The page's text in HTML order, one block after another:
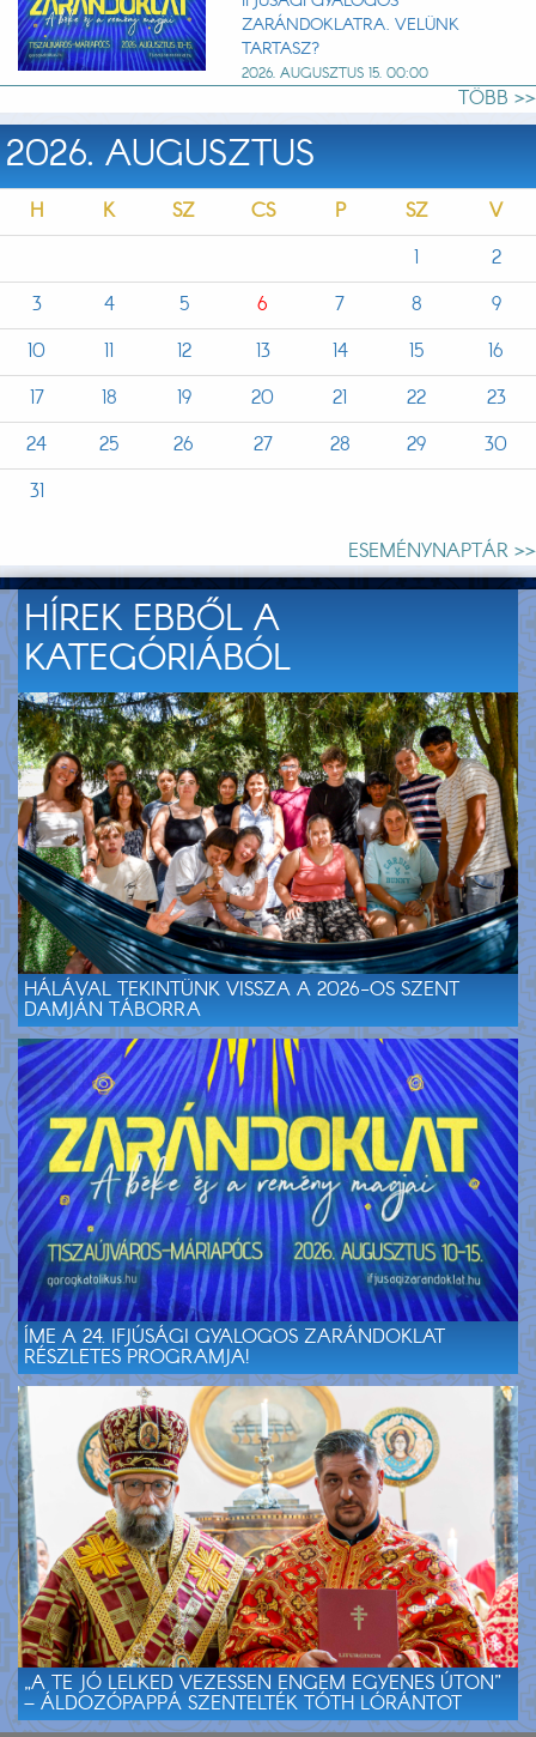
ZARÁNDOKLATRA. VELÜNK
TARTASZ?
2026. AUGUSZTUS 15. 00:00
TÖBB >>
2026. AUGUSZTUS
H K SZ CS P SZ
V
1
2
3
4 5 6 7 8
9
10
11 12 13 14 15
16
17
18 19 20 21 22
23
24
25 26 27 28 29
30
31
ESEMÉNYNAPTÁR >>
HÍREK EBBŐL A
KATEGÓRIÁBÓL
HÁLÁVAL TEKINTÜNK VISSZA A 2026-OS SZENT
DAMJÁN TÁBORRA
ÍME A 24. IFJÚSÁGI GYALOGOS ZARÁNDOKLAT
RÉSZLETES PROGRAMJA!
„A TE JÓ LELKED VEZESSEN ENGEM EGYENES ÚTON”
– ÁLDOZÓPAPPÁ SZENTELTÉK TÓTH LÓRÁNTOT